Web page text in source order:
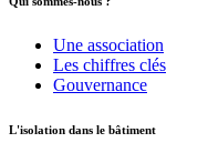
Une association
Les chiffres clés
Gouvernance
L'isolation dans le bâtiment